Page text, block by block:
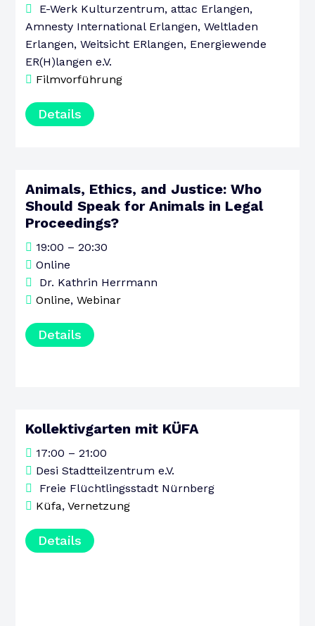
E-Werk Kulturzentrum, attac Erlangen,
Amnesty International Erlangen, Weltladen
Erlangen, Weitsicht ERlangen, Energiewende
ER(H)langen e.V.
Filmvorführung
Details
10
AUGUST
Animals, Ethics, and Justice: Who
Should Speak for Animals in Legal
Proceedings?
19:00 – 20:30
Online
Dr. Kathrin Herrmann
Online,Webinar
Details
13
DONNERSTAG
Kollektivgarten mit KÜFA
17:00 – 21:00
Desi Stadtteilzentrum e.V.
Freie Flüchtlingsstadt Nürnberg
Küfa,Vernetzung
Details